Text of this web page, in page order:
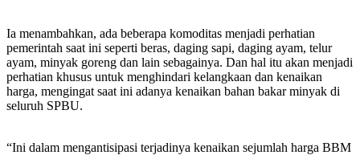
Ia menambahkan, ada beberapa komoditas menjadi perhatian
pemerintah saat ini seperti beras, daging sapi, daging ayam, telur
ayam, minyak goreng dan lain sebagainya. Dan hal itu akan menjadi
perhatian khusus untuk menghindari kelangkaan dan kenaikan
harga, mengingat saat ini adanya kenaikan bahan bakar minyak di
seluruh SPBU.
“Ini dalam mengantisipasi terjadinya kenaikan sejumlah harga BBM